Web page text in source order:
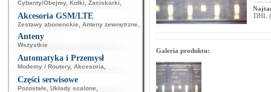
Cybanty/Obejmy, Kołki Zaciskarki
Akcesoria GSM/LTE
Zestawy abonenckie Anteny zewnętrzne
Anteny
Wszystkie
Automatyka i Przemysł
Modemy / Routery, Akcesoria
Części serwisowe
Pozostałe Układy scalone
DHL
Galeria produktu: